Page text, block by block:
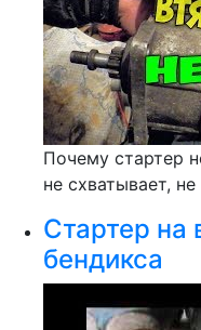
Почему стартер
не схватывает, не
Стартер на
бендикса